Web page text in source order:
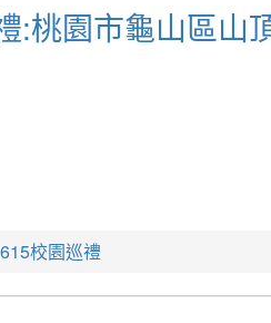
:桃園市龜山區山
校園巡禮